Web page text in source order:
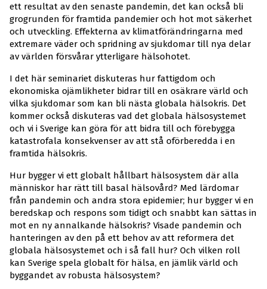
ett resultat av den senaste pandemin, det kan också bli
grogrunden för framtida pandemier och hot mot säkerhet
och utveckling. Effekterna av klimatförändringarna med
extremare väder och spridning av sjukdomar till nya delar
av världen försvårar ytterligare hälsohotet.
I det här seminariet diskuteras hur fattigdom och
ekonomiska ojämlikheter bidrar till en osäkrare värld och
vilka sjukdomar som kan bli nästa globala hälsokris. Det
kommer också diskuteras vad det globala hälsosystemet
och vi i Sverige kan göra för att bidra till och förebygga
katastrofala konsekvenser av att stå oförberedda i en
framtida hälsokris.
Hur bygger vi ett globalt hållbart hälsosystem där alla
människor har rätt till basal hälsovård? Med lärdomar
från pandemin och andra stora epidemier; hur bygger vi en
beredskap och respons som tidigt och snabbt kan sättas in
mot en ny annalkande hälsokris? Visade pandemin och
hanteringen av den på ett behov av att reformera det
globala hälsosystemet och i så fall hur? Och vilken roll
kan Sverige spela globalt för hälsa, en jämlik värld och
byggandet av robusta hälsosystem?